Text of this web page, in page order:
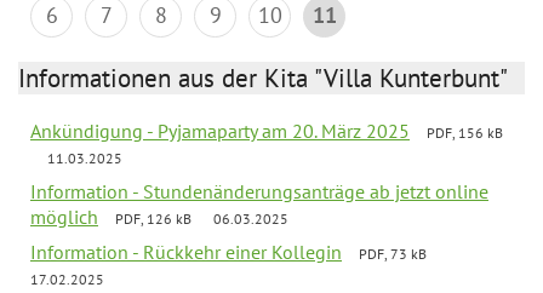
6
7 8 9 10 11
Informationen aus der Kita "Villa Kunterbunt"
Ankündigung - Pyjamaparty am 20. März 2025
PDF, 156 kB
11.03.2025
Information - Stundenänderungsanträge ab jetzt online
möglich
PDF, 126 kB 06.03.2025
Information - Rückkehr einer Kollegin
PDF, 73 kB
17.02.2025